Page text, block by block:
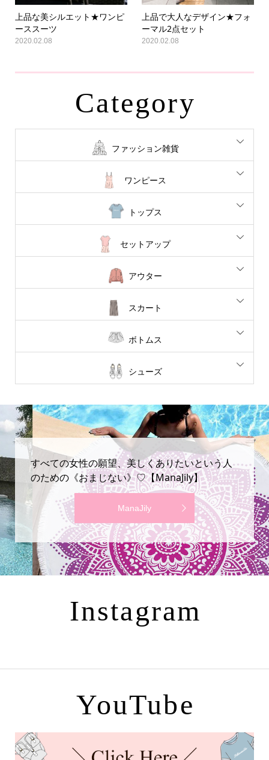
上品な美シルエット★ワンピ
ーススーツ
2020.02.08
上品で大人なデザイン★フォ
ーマル2点セット
2020.02.08
Category
ファッション雑貨
ワンピース
トップス
セットアップ
アウター
スカート
ボトムス
シューズ
すべての女性の願望、美しくありたいという人
のための《おまじない》♡【ManaJily】
ManaJily
Instagram
YouTube